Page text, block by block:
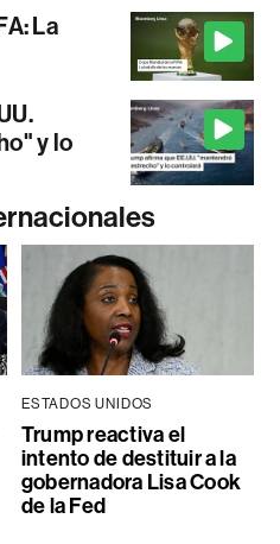
La
y lo
ESTADOS UNIDOS
Trump reactiva el
intento de destituir a la
gobernadora Lisa Cook
de la Fed